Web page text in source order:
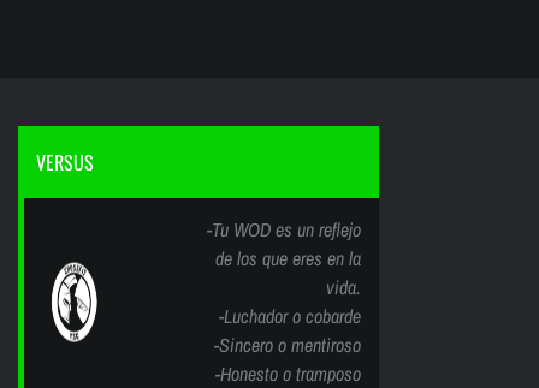
VERSUS
-Tu WOD es un reflejo
de los que eres en la
vida.
-Luchador o cobarde
-Sincero o mentiroso
-Honesto o tramposo